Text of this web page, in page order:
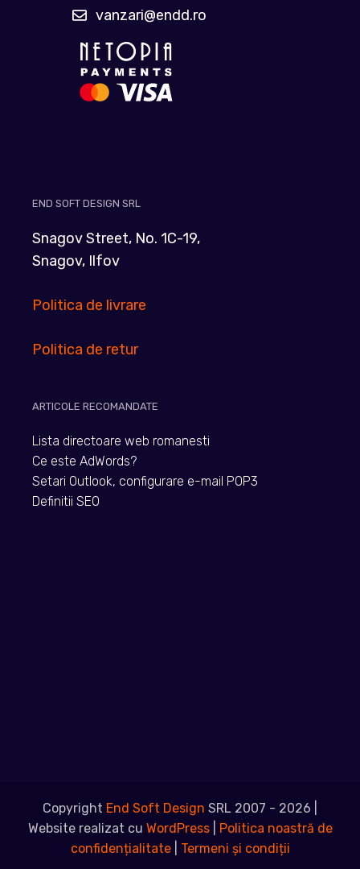
vanzari@endd.ro
END SOFT DESIGN SRL
Snagov Street, No. 1C-19,
Snagov, Ilfov
Politica de livrare
Politica de retur
ARTICOLE RECOMANDATE
Lista directoare web romanesti
Ce este AdWords?
Setari Outlook, configurare e-mail POP3
Definitii SEO
Copyright End Soft Design SRL 2007 - 2026 |
Website realizat cu WordPress|
Politica noastră de
confidențialitate| Termeni și condiții